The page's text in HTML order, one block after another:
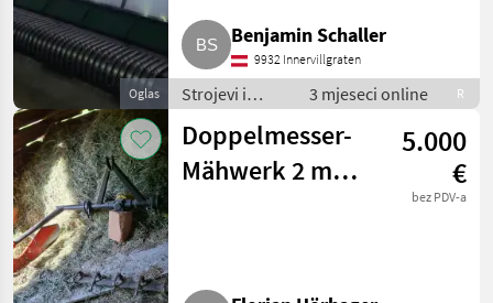
Oglas
Benjamin Schaller
9932 Innervillgraten
Strojevi i
oprema za
travu i
baliranje /
Brdski strojevi
3 mjeseci online R
Doppelmesser-
Mähwerk 2 m
5.000
€
bez PDV-a